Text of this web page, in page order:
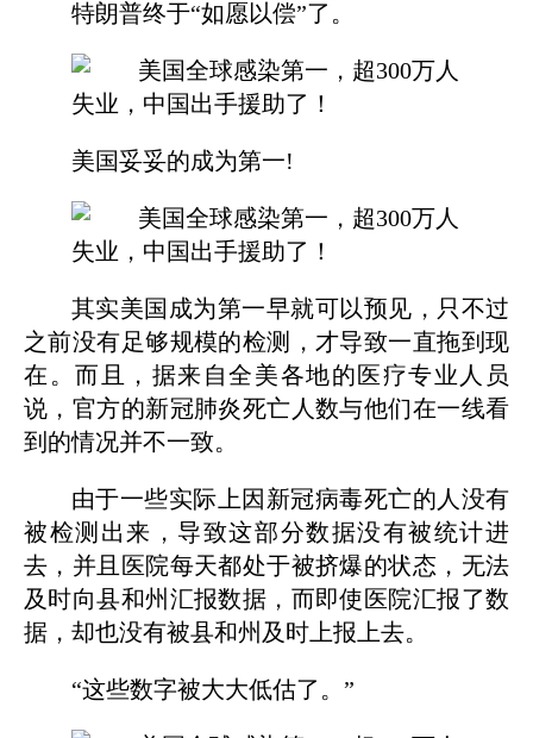
特朗普终于“如愿以偿”了。
美国妥妥的成为第一!
其实美国成为第一早就可以预见，只不过
之前没有足够规模的检测，才导致一直拖到现
在。而且，据来自全美各地的医疗专业人员
说，官方的新冠肺炎死亡人数与他们在一线看
到的情况并不一致。
由于一些实际上因新冠病毒死亡的人没有
被检测出来，导致这部分数据没有被统计进
去，并且医院每天都处于被挤爆的状态，无法
及时向县和州汇报数据，而即使医院汇报了数
据，却也没有被县和州及时上报上去。
“这些数字被大大低估了。”